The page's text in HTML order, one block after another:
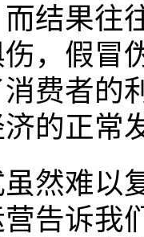
结果往
，假冒
费者的
的正常
然难以
告诉我